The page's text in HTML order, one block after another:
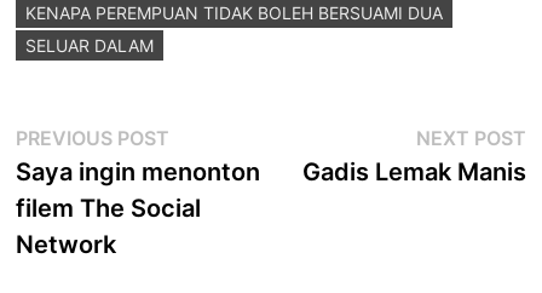
KENAPA PEREMPUAN TIDAK BOLEH BERSUAMI DUA
SELUAR DALAM
Post
navigation
PREVIOUS POST
post:
Saya ingin menonton
filem The Social
Network
NEXT POST
Gadis Lemak Manis